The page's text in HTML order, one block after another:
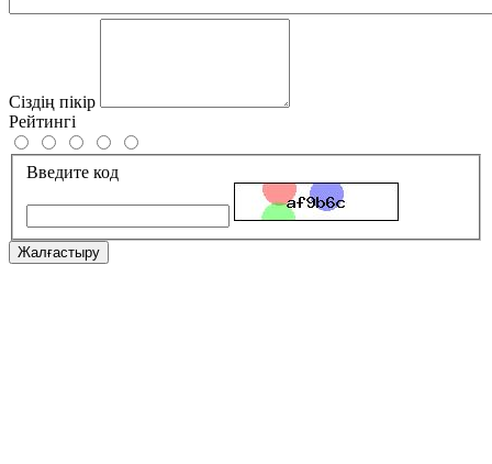
Сіздің пікір
Рейтингі
Введите код
Жалғастыру